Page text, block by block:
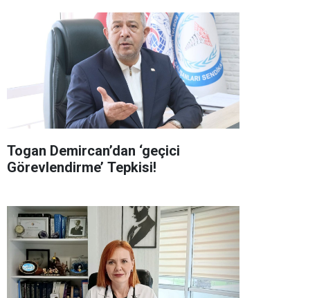
Togan Demircan’dan ‘geçici
Görevlendirme’ Tepkisi!